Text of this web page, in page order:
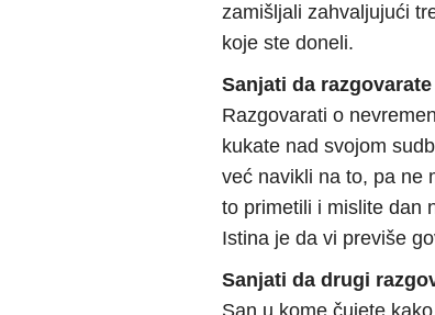
zamišljali zahvaljujući
koje ste doneli.
Sanjati da
Razgovarati o
kukate nad svojom
već navikli na to, pa ne
to primetili i mislite dan
Istina je da vi previše
Sanjati da drugi
San u kome čujete